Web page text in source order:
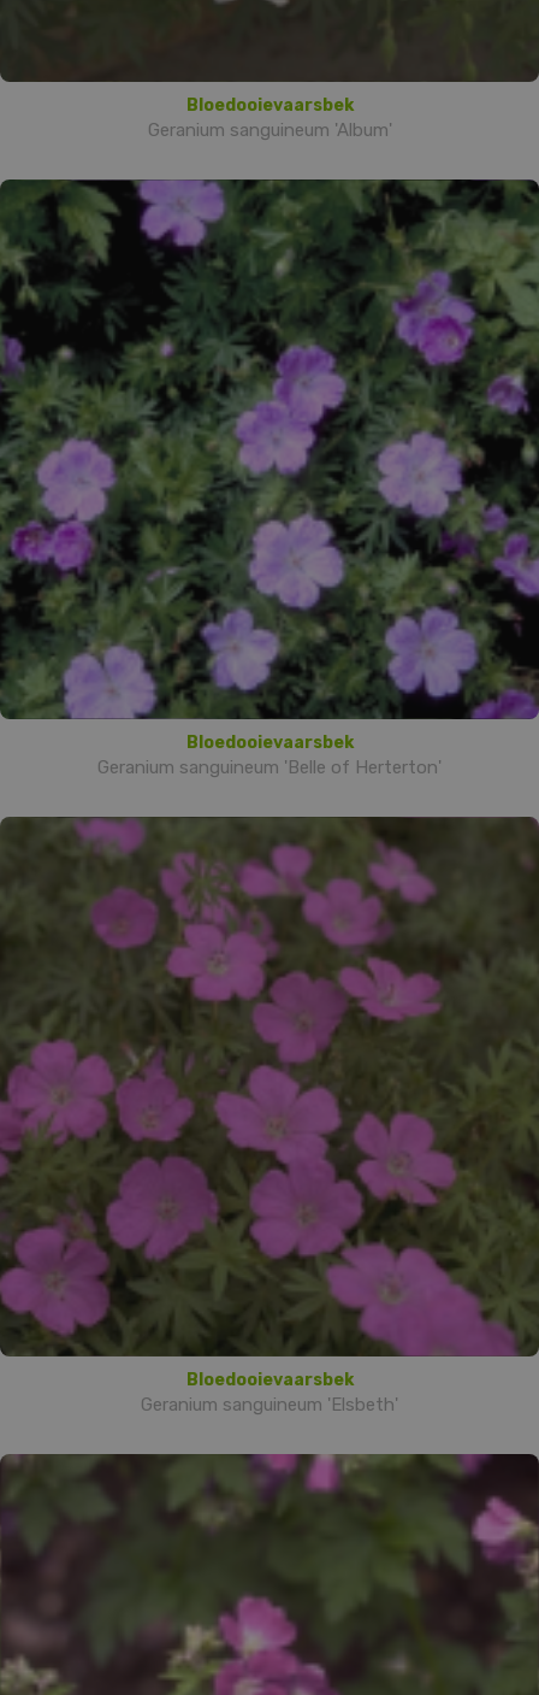
Bloedooievaarsbek
Geranium sanguineum 'Album'
Bloedooievaarsbek
Geranium sanguineum 'Belle of Herterton'
Bloedooievaarsbek
Geranium sanguineum 'Elsbeth'